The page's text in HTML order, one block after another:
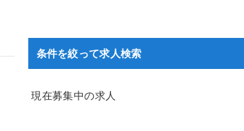
条件を絞って求人検索
現在募集中の求人